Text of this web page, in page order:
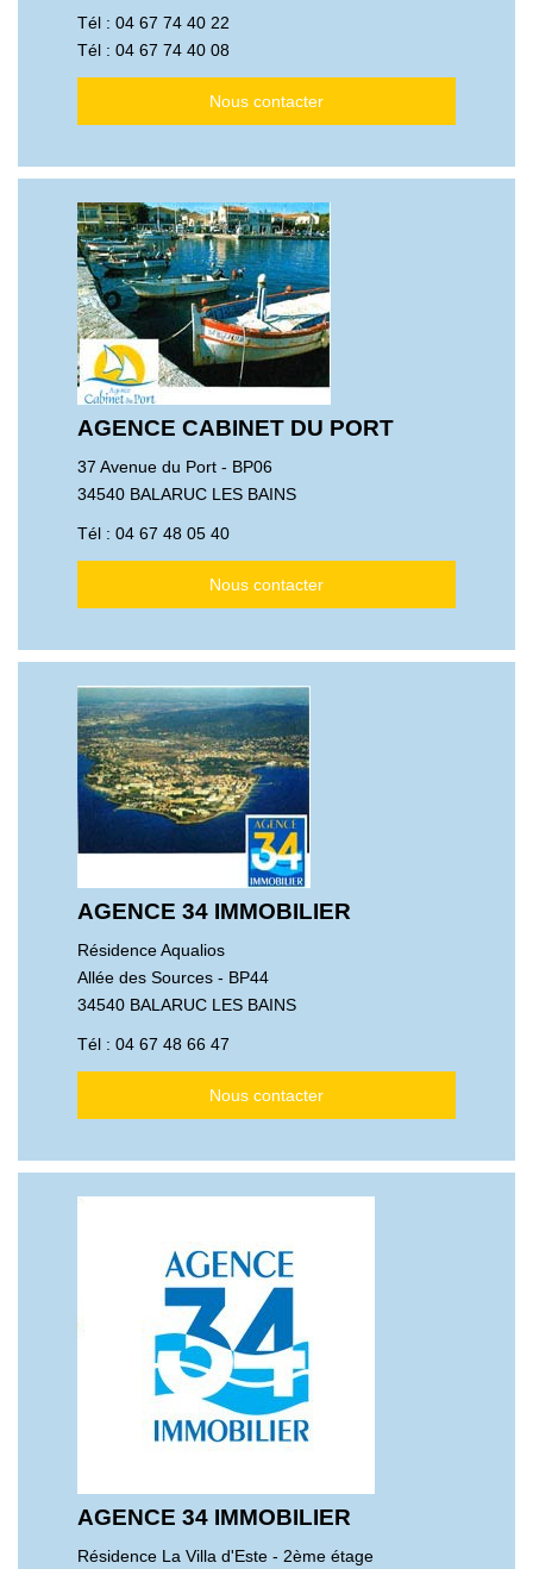
Tél : 04 67 74 40 22
Tél : 04 67 74 40 08
Nous contacter
AGENCE CABINET DU PORT
37 Avenue du Port - BP06
34540 BALARUC LES BAINS
Tél : 04 67 48 05 40
Nous contacter
AGENCE 34 IMMOBILIER
Résidence Aqualios
Allée des Sources - BP44
34540 BALARUC LES BAINS
Tél : 04 67 48 66 47
Nous contacter
AGENCE 34 IMMOBILIER
Résidence La Villa d'Este - 2ème étage